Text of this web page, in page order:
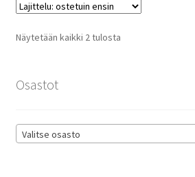
Näytetään kaikki 2 tulostaSuosituimmat
Osastot
Valitse osasto